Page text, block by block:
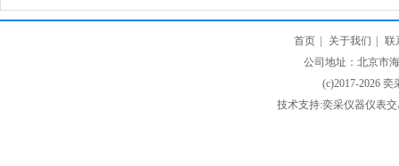
首页 关于我们
联
公司地址：北京市
(c)2017-2026
技术支持:奕采仪器仪表